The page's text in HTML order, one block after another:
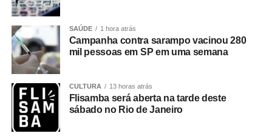
online, voltadas para formação continuada de lideranças,
agentes culturais, além de desenvolvedores de eventos,
campanhas e projetos culturais.
Na Casa Savana, o público terá acesso a feira de
gastronomia; apresentações musicais; e debates.
Entre os palestrantes estão Milton Cunha, Marcos Salles,
Helena Teodoro entre outros. Além disso, nomes
SAÚDE 1 hora atrás
Campanha contra sarampo vacinou 280
mil pessoas em SP em uma semana
CULTURA 13 horas atrás
Flisamba será aberta na tarde deste
sábado no Rio de Janeiro